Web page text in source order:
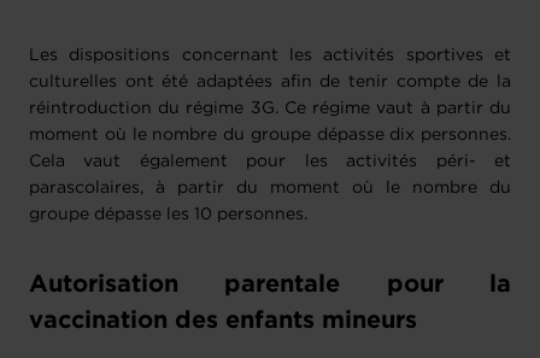
Les dispositions concernant les activités sportives et
culturelles ont été adaptées afin de tenir compte de la
réintroduction du régime 3G. Ce régime vaut à partir du
moment où le nombre du groupe dépasse dix personnes.
Cela vaut également pour les activités péri- et
parascolaires, à partir du moment où le nombre du
groupe dépasse les 10 personnes.
Autorisation parentale pour la
vaccination des enfants mineurs